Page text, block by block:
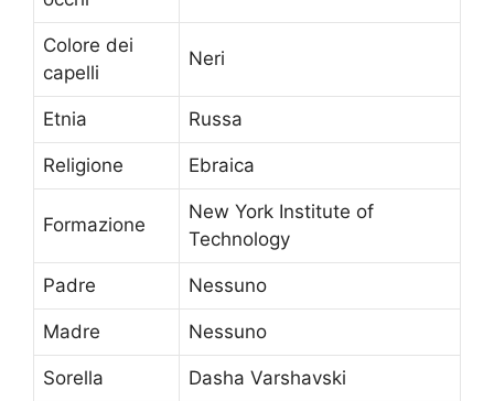
Colore dei
capelli
Neri
Etnia Russa
Religione Ebraica
Formazione
New York Institute of
Technology
Padre Nessuno
Madre Nessuno
Sorella Dasha Varshavski